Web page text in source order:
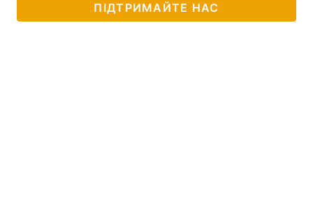
ПІДТРИМАЙТЕ НАС